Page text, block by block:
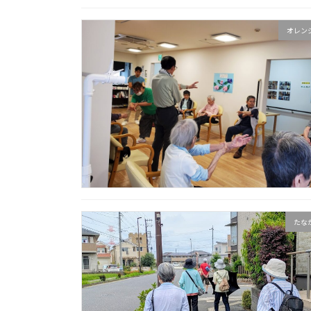
オレン
たな